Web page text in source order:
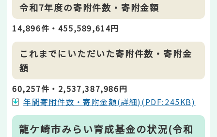
令和7年度の寄附件数・寄附金額
14,896件・455,589,614円
これまでにいただいた寄附件数・寄附金
額
60,257件・2,537,387,986円
年間寄附件数・寄附金額(詳細)(PDF:245KB)
龍ケ崎市みらい育成基金の状況(令和